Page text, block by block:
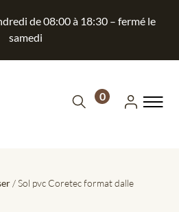
de 08:00 à 18:30 – fermé le
samedi
0
/ Sol pvc Coretec format dalle